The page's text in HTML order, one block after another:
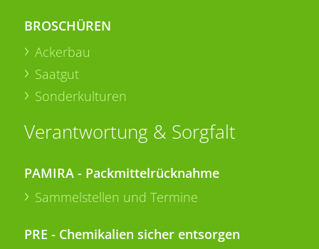
BROSCHÜREN
Ackerbau
Saatgut
Sonderkulturen
Verantwortung & Sorgfalt
PAMIRA - Packmittelrücknahme
Sammelstellen und Termine
PRE - Chemikalien sicher entsorgen